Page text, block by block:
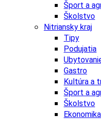
Šport a
Školstvo
Nitriansky kraj
Tipy
Podujatia
Gastro
Kultúra a
Šport a
Školstvo